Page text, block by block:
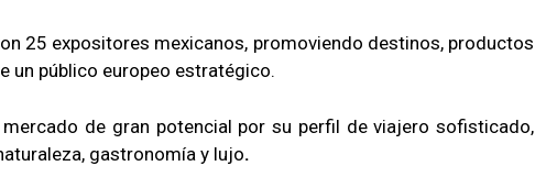
25 expositores mexicanos, promoviendo destinos, productos
un público europeo estratégico.
de gran potencial por su perfil de viajero sofisticado,
gastronomía y lujo.